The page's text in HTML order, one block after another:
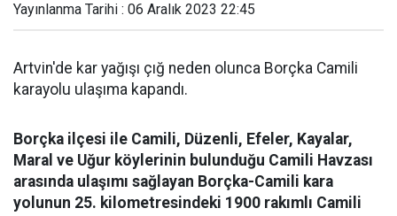
Yayınlanma Tarihi : 06 Aralık 2023 22:45
Artvin'de kar yağışı çığ neden olunca Borçka Camili
karayolu ulaşıma kapandı.
Borçka ilçesi ile Camili, Düzenli, Efeler, Kayalar,
Maral ve Uğur köylerinin bulunduğu Camili Havzası
arasında ulaşımı sağlayan Borçka-Camili kara
yolunun 25. kilometresindeki 1900 rakımlı Camili